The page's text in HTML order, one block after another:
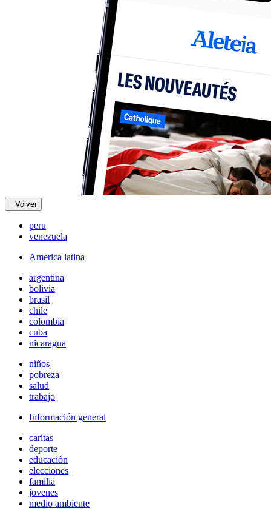
Volver
peru
venezuela
America latina
argentina
bolivia
brasil
chile
colombia
cuba
nicaragua
niños
pobreza
salud
trabajo
Información general
caritas
deporte
educación
elecciones
familia
jovenes
medio ambiente